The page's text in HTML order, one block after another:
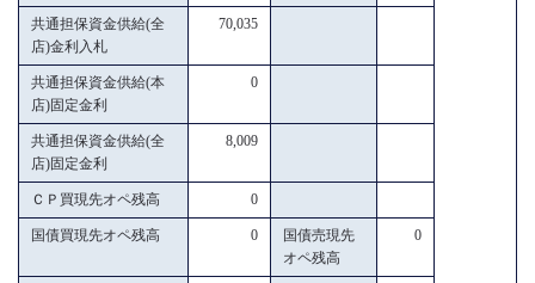
共通担保資金供給(全
店)金利入札
70,035
共通担保資金供給(本
店)固定金利
0
共通担保資金供給(全
店)固定金利
8,009
ＣＰ買現先オペ残高 0
国債買現先オペ残高 0
国債売現先
オペ残高
0